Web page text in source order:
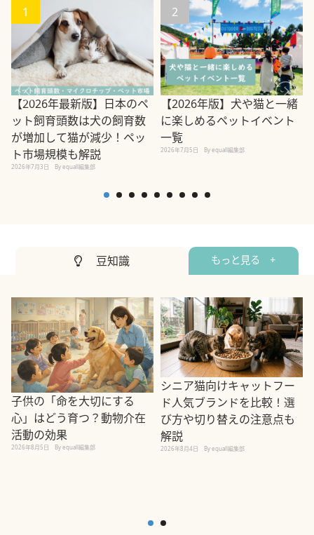
1
【2026年最新版】日本のペ
ット飼育頭数は犬の飼育数
が増加して猫が減少！ペッ
ト市場規模も解説
2026年7月3日 By equall編集部
2
【2026年版】犬や猫と一緒
に楽しめるペットイベント
一覧
2026年7月5日 By equall編集部
豆知識 もっと見る +
子供の「命を大切にする
心」はどう育つ？動物介在
活動の効果
2026年8月5日 By equall編集部
シニア猫向けキャットフー
ド人気ブランドを比較！選
び方や切り替えの注意点も
解説
2026年8月4日 By equall編集部